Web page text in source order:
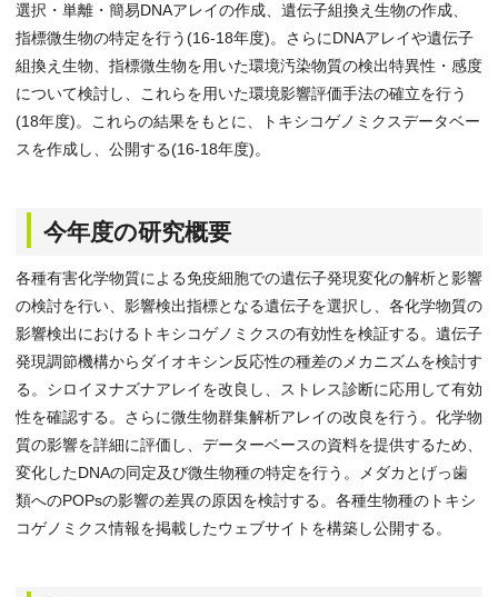
選択・単離・簡易DNAアレイの作成、遺伝子組換え生物の作成、
指標微生物の特定を行う(16-18年度)。さらにDNAアレイや遺伝子
組換え生物、指標微生物を用いた環境汚染物質の検出特異性・感度
について検討し、これらを用いた環境影響評価手法の確立を行う
(18年度)。これらの結果をもとに、トキシコゲノミクスデータベー
スを作成し、公開する(16-18年度)。
今年度の研究概要
各種有害化学物質による免疫細胞での遺伝子発現変化の解析と影響
の検討を行い、影響検出指標となる遺伝子を選択し、各化学物質の
影響検出におけるトキシコゲノミクスの有効性を検証する。遺伝子
発現調節機構からダイオキシン反応性の種差のメカニズムを検討す
る。シロイヌナズナアレイを改良し、ストレス診断に応用して有効
性を確認する。さらに微生物群集解析アレイの改良を行う。化学物
質の影響を詳細に評価し、データーベースの資料を提供するため、
変化したDNAの同定及び微生物種の特定を行う。メダカとげっ歯
類へのPOPsの影響の差異の原因を検討する。各種生物種のトキシ
コゲノミクス情報を掲載したウェブサイトを構築し公開する。